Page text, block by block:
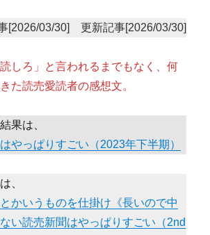
[2026/03/30] 更新記事[2026/03/30]
読しろ」と言われるまでもなく、何
た読売愛読者の感想文。
果は、
やっぱりすごい（2023年下半期）
、
かいうものを仕掛け《長いので中
い読売新聞はやっぱりすごい（2nd